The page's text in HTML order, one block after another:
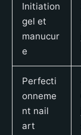
Initiation
gel et
manucur
e
Perfecti
onneme
nt nail
art